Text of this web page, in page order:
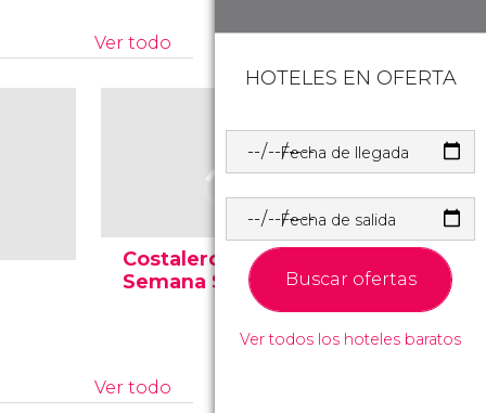
Ver todo
Costaleros en
Semana Santa
Málaga
Ver todo
HOTELES EN OFERTA
Fecha de llegada
Fecha de salida
Buscar ofertas
Ver todos los hoteles baratos